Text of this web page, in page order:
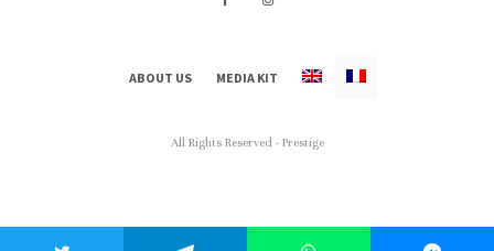
ABOUT US MEDIA KIT
All Rights Reserved - Prestige